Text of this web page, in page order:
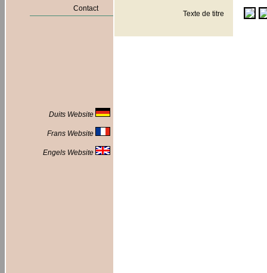
Contact
Duits Website
Frans Website
Engels Website
Texte de titre